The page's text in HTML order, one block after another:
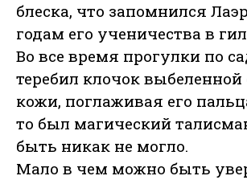
блеска, что запомнился
годам его ученичества в
Во все время прогулки по
теребил клочок
кожи, поглаживая его
то был магический
быть никак не могло.
Мало в чем можно быть